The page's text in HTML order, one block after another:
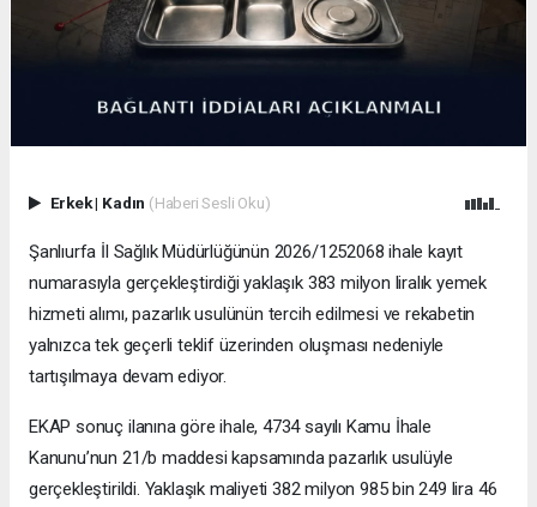
Erkek| Kadın (Haberi Sesli Oku)
Şanlıurfa İl Sağlık Müdürlüğünün 2026/1252068 ihale kayıt
numarasıyla gerçekleştirdiği yaklaşık 383 milyon liralık yemek
hizmeti alımı, pazarlık usulünün tercih edilmesi ve rekabetin
yalnızca tek geçerli teklif üzerinden oluşması nedeniyle
tartışılmaya devam ediyor.
EKAP sonuç ilanına göre ihale, 4734 sayılı Kamu İhale
Kanunu’nun 21/b maddesi kapsamında pazarlık usulüyle
gerçekleştirildi. Yaklaşık maliyeti 382 milyon 985 bin 249 lira 46